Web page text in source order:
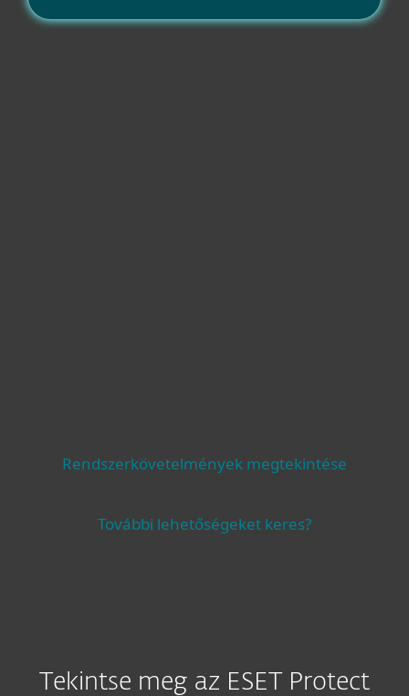
Rendszerkövetelmények megtekintése
További lehetőségeket keres?
Tekintse meg az ESET Protect